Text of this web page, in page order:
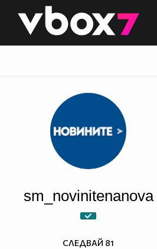
👾
sm_novinitenanova
СЛЕДВАЙ 81